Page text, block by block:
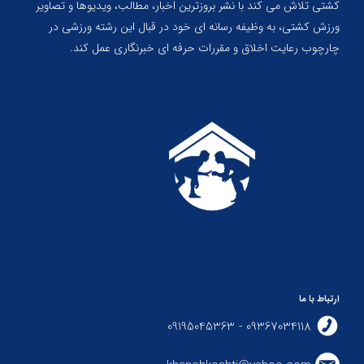
کشتی تلاش می کند با نشر بروزترین اخبار، مطالب، ویدیوها و تصاویر
ورزش کشتی، به وظیفه رسانه ای خود در قبال این رشته ورزشی در
چارچوب رعایت اخلاق و مقررات حرفه ای خبرنگاری عمل کند.
ارتباط با ما
09367034118 - 09195045363